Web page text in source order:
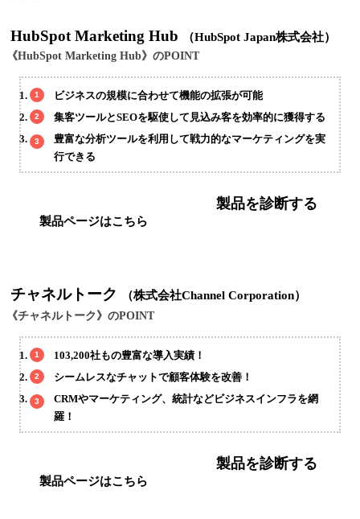
HubSpot Marketing Hub （HubSpot Japan株式会社）
《HubSpot Marketing Hub》のPOINT
ビジネスの規模に合わせて機能の拡張が可能
集客ツールとSEOを駆使して見込み客を効率的に獲得する
豊富な分析ツールを利用して戦力的なマーケティングを実
行できる
製品ページはこちら
製品を診断する
チャネルトーク （株式会社Channel Corporation）
《チャネルトーク》のPOINT
103,200社もの豊富な導入実績！
シームレスなチャットで顧客体験を改善！
CRMやマーケティング、統計などビジネスインフラを網
羅！
製品ページはこちら
製品を診断する